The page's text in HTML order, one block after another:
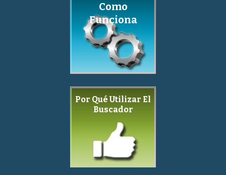
Como
Funciona
Por Qué Utilizar El
Buscador